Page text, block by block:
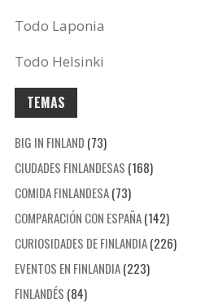
Todo Laponia
Todo Helsinki
TEMAS
BIG IN FINLAND (73)
CIUDADES FINLANDESAS (168)
COMIDA FINLANDESA(73)
COMPARACIÓN CON ESPAÑA(142)
CURIOSIDADES DE FINLANDIA(226)
EVENTOS EN FINLANDIA(223)
FINLANDÉS (84)